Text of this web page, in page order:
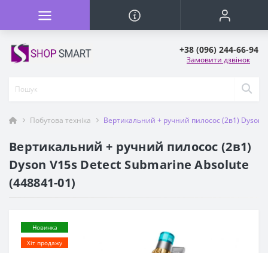
+38 (096) 244-66-94
Замовити дзвінок
Побутова техніка Вертикальний + ручний пилосос (2в1) Dyson
Вертикальний + ручний пилосос (2в1)
Dyson V15s Detect Submarine Absolute
(448841-01)
Новинка
Хіт продажу